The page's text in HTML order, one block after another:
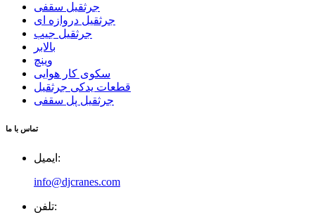
جرثقیل سقفی
جرثقیل دروازه ای
جرثقیل جیب
بالابر
وینچ
سکوی کار هوایی
قطعات یدکی جرثقیل
جرثقیل پل سقفی
تماس با ما
ایمیل:
info@djcranes.com
تلفن: